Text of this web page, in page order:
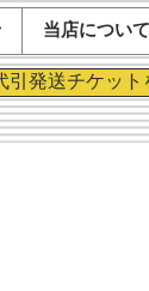
当店について
引発送チケッ